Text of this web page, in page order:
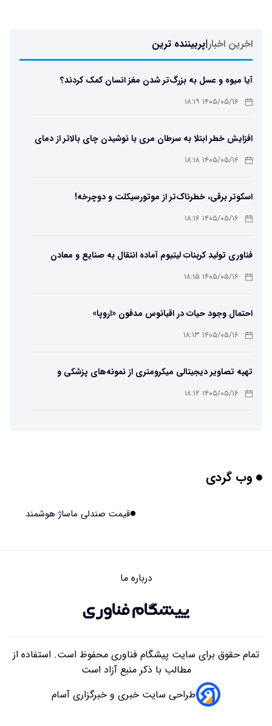
اخرین اخبار|پربیننده ترین
آیا میوه و عسل به بزرگ‌تر شدن مغز انسان کمک کردند؟
۱۴۰۵/۰۵/۱۶ ۱۸:۱۹
افزایش خطر ابتلا به سرطان مری با نوشیدن چای بالاتر از دمای
۶۵ درجه ۱۴۰۵/۰۵/۱۶ ۱۸:۱۸
اسکوتر برقی، خطرناک‌تر از موتورسیکلت و دوچرخه!
۱۴۰۵/۰۵/۱۶ ۱۸:۱۶
فناوری تولید کربنات لیتیوم آماده انتقال به صنایع و معادن
است۱۴۰۵/۰۵/۱۶ ۱۸:۱۵
احتمال وجود حیات در اقیانوس مدفون «اروپا»
۱۴۰۵/۰۵/۱۶ ۱۸:۱۳
تهیه تصاویر دیجیتالی میکرومتری از نمونه‌های پزشکی و
صنعتی۱۴۰۵/۰۵/۱۶ ۱۸:۱۲
بلندگو سقفی توکار یا روکار؟ راهنمای کامل مقایسه، مزایا،
وب گردی
قیمت صندلی ماساژ هوشمند
درباره ما
تمام حقوق برای سایت پیشگام فناوری محفوظ است. استفاده از
مطالب با ذکر منبع آزاد است
طراحی سایت خبری و خبرگزاری آسام